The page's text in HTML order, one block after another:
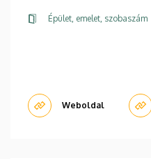
Épület, emelet, szobaszám
Weboldal